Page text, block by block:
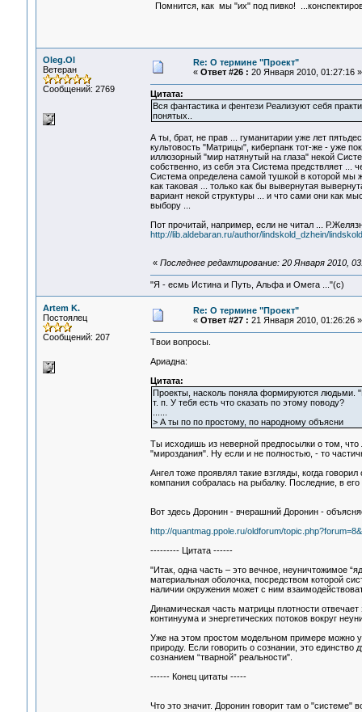
Помнится, как мы "их" под пивко!
Oleg.Ol
Ветеран
Сообщений: 2769
Re: О термине "Проект"
« Ответ #26 : 20 Января 2010, 01:27:16 »
Цитата:
Вся фантастика и фентези Реализуют себя
понятых..
А ты, брат, не прав ... гуманитарии уже лет
культовость "Матрицы", киберпанк тот-же - уже
иллюзорный "мир натянутый на глаза" некой
собственно, из себя эта Система предствляет ...
Система определена самой тушкой в которой мы
как таковая ... только как бы вывернутая
вариант некой структуры ... и что сами они как
выбору ...
Пот прочитай, например, если не читал ...
http://lib.aldebaran.ru/author/lindskold_dzhein/
« Последнее редактирование: 20 Января 2010,
"Я - есмь Истина и Путь, Альфа и Омега ..."(с)
Artem K.
Постоялец
Сообщений: 207
Re: О термине "Проект"
« Ответ #27 : 21 Января 2010, 01:26:26 »
Твои вопросы.
Ариадна:
Цитата:
Проекты, насколь поняла формируются людьми.
т. п. У тебя есть что сказать по этому поводу?
> А ты по по простому, по народному объясни
Ты исходишь из неверной предпосылки о том, что
"мироздания". Ну если и не полностью, - то
Ангел тоже проявлял такие взгляды, когда
компания собралась на рыбалку. Последние, в
Вот здесь Доронин - вчерашний Доронин -
http://quantmag.ppole.ru/oldforum/
--------- Цитата ------
"Итак, одна часть – это вечное, неуничтожимое
материальная оболочка, посредством которой
наличии окружения может с ним
Динамическая часть матрицы плотности
континуума и энергетических потоков вокруг
Уже на этом простом модельном примере можно
природу. Если говорить о сознании, это
сознанием “тварной” реальности".
------ Конец цитаты -----
Что это значит. Доронин говорит там о "системе"